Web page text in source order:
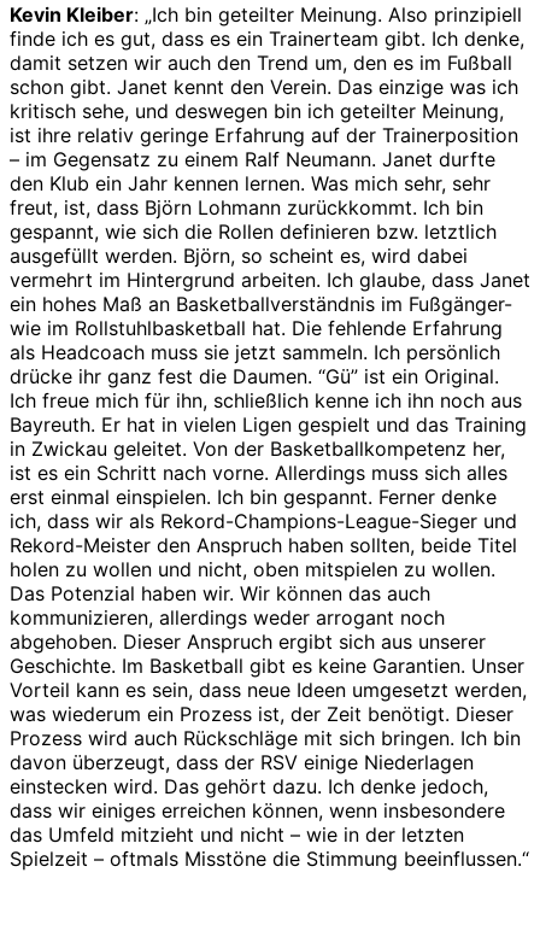
Kevin Kleiber: „Ich bin geteilter Meinung. Also prinzipiell
finde ich es gut, dass es ein Trainerteam gibt. Ich denke,
damit setzen wir auch den Trend um, den es im Fußball
schon gibt. Janet kennt den Verein. Das einzige was ich
kritisch sehe, und deswegen bin ich geteilter Meinung,
ist ihre relativ geringe Erfahrung auf der Trainerposition
– im Gegensatz zu einem Ralf Neumann. Janet durfte
den Klub ein Jahr kennen lernen. Was mich sehr, sehr
freut, ist, dass Björn Lohmann zurückkommt. Ich bin
gespannt, wie sich die Rollen definieren bzw. letztlich
ausgefüllt werden. Björn, so scheint es, wird dabei
vermehrt im Hintergrund arbeiten. Ich glaube, dass Janet
ein hohes Maß an Basketballverständnis im Fußgänger-
wie im Rollstuhlbasketball hat. Die fehlende Erfahrung
als Headcoach muss sie jetzt sammeln. Ich persönlich
drücke ihr ganz fest die Daumen. “Gü” ist ein Original.
Ich freue mich für ihn, schließlich kenne ich ihn noch aus
Bayreuth. Er hat in vielen Ligen gespielt und das Training
in Zwickau geleitet. Von der Basketballkompetenz her,
ist es ein Schritt nach vorne. Allerdings muss sich alles
erst einmal einspielen. Ich bin gespannt. Ferner denke
ich, dass wir als Rekord-Champions-League-Sieger und
Rekord-Meister den Anspruch haben sollten, beide Titel
holen zu wollen und nicht, oben mitspielen zu wollen.
Das Potenzial haben wir. Wir können das auch
kommunizieren, allerdings weder arrogant noch
abgehoben. Dieser Anspruch ergibt sich aus unserer
Geschichte. Im Basketball gibt es keine Garantien. Unser
Vorteil kann es sein, dass neue Ideen umgesetzt werden,
was wiederum ein Prozess ist, der Zeit benötigt. Dieser
Prozess wird auch Rückschläge mit sich bringen. Ich bin
davon überzeugt, dass der RSV einige Niederlagen
einstecken wird. Das gehört dazu. Ich denke jedoch,
dass wir einiges erreichen können, wenn insbesondere
das Umfeld mitzieht und nicht – wie in der letzten
Spielzeit – oftmals Misstöne die Stimmung beeinflussen.“